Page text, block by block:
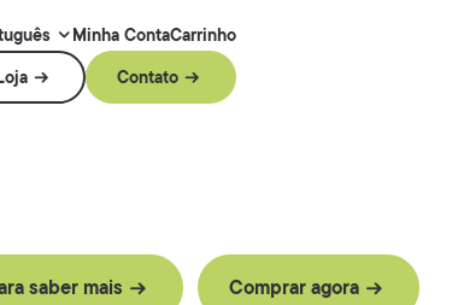
Minha ContaCarrinho
Contato
saber mais Comprar agora